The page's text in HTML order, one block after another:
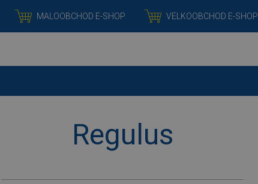
MALOOBCHOD E-SHOP
VELKOOBCHOD E-SHOP
Regulus